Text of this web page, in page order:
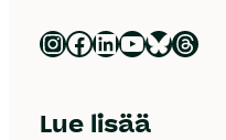
Luonnonsuojeluliitto Instagramissa Luonnonsuojeluliitto Facebookissa Luonnonsuojeluliitto LinkedInissä Luonnonsuojeluliiton YouTube-kanava Luonnonsuojeluliitto Blueskyssa Luonnonsuojeluliitto Threadsissa
Lue lisää